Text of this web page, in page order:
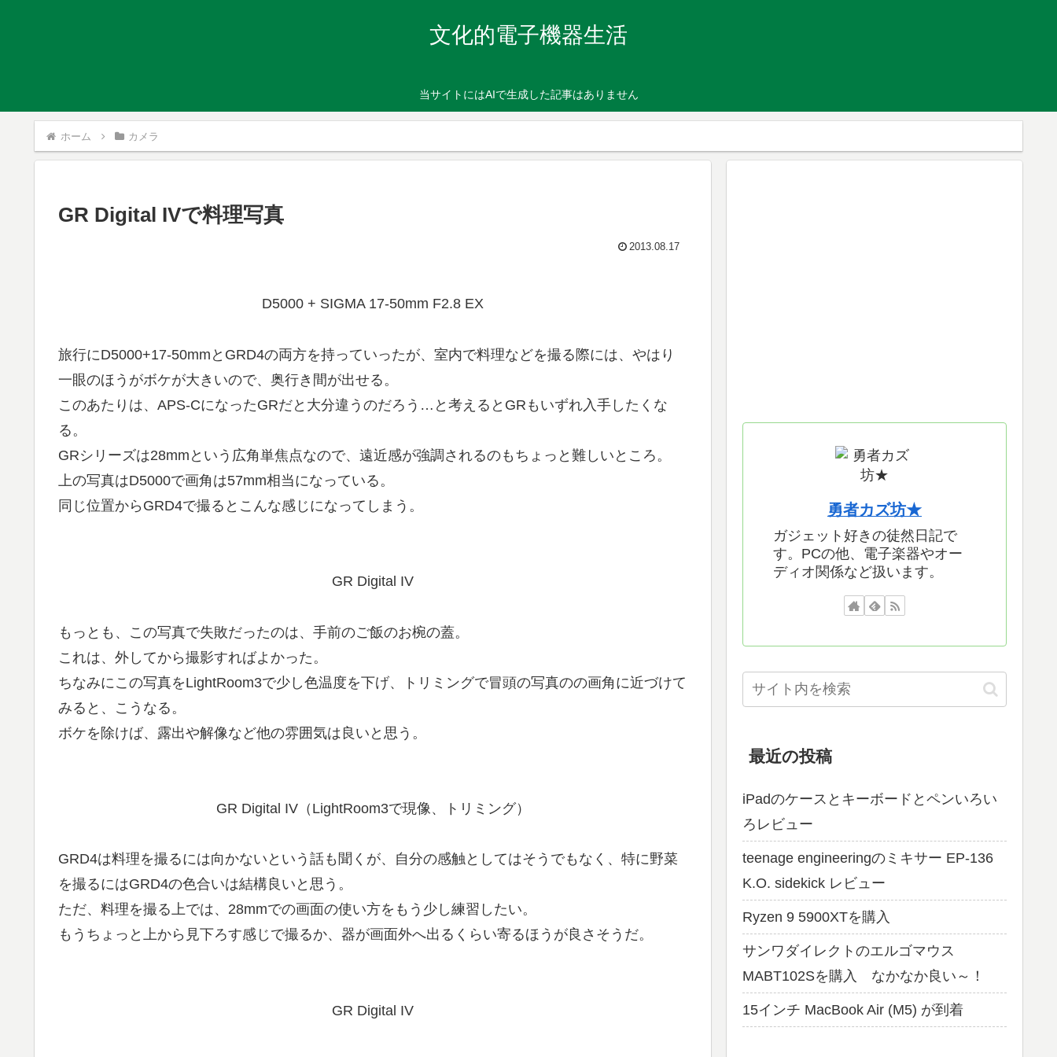
文化的電子機器生活
当サイトにはAIで生成した記事はありません
ホーム カメラ
GR Digital IVで料理写真
2013.08.17
D5000 + SIGMA 17-50mm F2.8 EX
旅行にD5000+17-50mmとGRD4の両方を持っていったが、室内で料理などを撮る際には、やはり
一眼のほうがボケが大きいので、奥行き間が出せる。
このあたりは、APS-CになったGRだと大分違うのだろう…と考えるとGRもいずれ入手したくな
る。
GRシリーズは28mmという広角単焦点なので、遠近感が強調されるのもちょっと難しいところ。
上の写真はD5000で画角は57mm相当になっている。
同じ位置からGRD4で撮るとこんな感じになってしまう。
GR Digital IV
もっとも、この写真で失敗だったのは、手前のご飯のお椀の蓋。
これは、外してから撮影すればよかった。
ちなみにこの写真をLightRoom3で少し色温度を下げ、トリミングで冒頭の写真のの画角に近づけて
みると、こうなる。
ボケを除けば、露出や解像など他の雰囲気は良いと思う。
GR Digital IV（LightRoom3で現像、トリミング）
GRD4は料理を撮るには向かないという話も聞くが、自分の感触としてはそうでもなく、特に野菜
を撮るにはGRD4の色合いは結構良いと思う。
ただ、料理を撮る上では、28mmでの画面の使い方をもう少し練習したい。
もうちょっと上から見下ろす感じで撮るか、器が画面外へ出るくらい寄るほうが良さそうだ。
GR Digital IV
勇者カズ坊★
ガジェット好きの徒然日記で
す。PCの他、電子楽器やオー
ディオ関係など扱います。
最近の投稿
iPadのケースとキーボードとペンいろい
ろレビュー
teenage engineeringのミキサー EP-136
K.O. sidekick レビュー
Ryzen 9 5900XTを購入
サンワダイレクトのエルゴマウス
MABT102Sを購入 なかなか良い～！
15インチ MacBook Air (M5) が到着